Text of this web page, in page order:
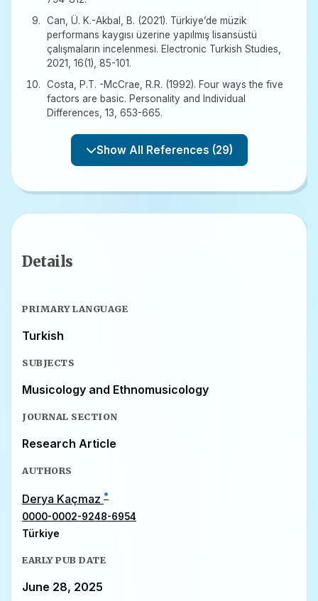
Can, Ü. K.-Akbal, B. (2021). Türkiye’de müzik
performans kaygısı üzerine yapılmış lisansüstü
çalışmaların incelenmesi. Electronic Turkish Studies,
2021, 16(1), 85-101.
Costa, P.T. -McCrae, R.R. (1992). Four ways the five
factors are basic. Personality and Individual
Differences, 13, 653-665.
Show All References (29)
Details
PRIMARY LANGUAGE
Turkish
SUBJECTS
Musicology and Ethnomusicology
JOURNAL SECTION
Research Article
AUTHORS
Derya Kaçmaz *
0000-0002-9248-6954
Türkiye
EARLY PUB DATE
June 28, 2025